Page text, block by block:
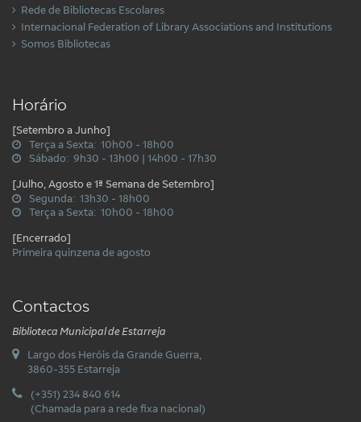
Rede de Bibliotecas Escolares
Internacional Federation of Library Associations and Institutions
Somos Bibliotecas
Horário
[Setembro a Junho]
Terça a Sexta: 10h00 - 18h00
Sábado: 9h30 - 13h00 | 14h00 - 17h30
[Julho, Agosto e 1ª Semana de Setembro]
Segunda: 13h30 - 18h00
Terça a Sexta: 10h00 - 18h00
[Encerrado]
Primeira quinzena de agosto
Contactos
Biblioteca Municipal de Estarreja
Largo dos Heróis da Grande Guerra,
3860-355 Estarreja
(+351) 234 840 614
(Chamada para a rede fixa nacional)